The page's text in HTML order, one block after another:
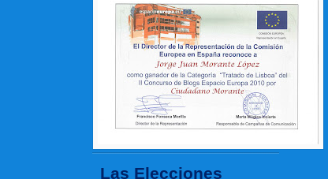
Las Elecciones